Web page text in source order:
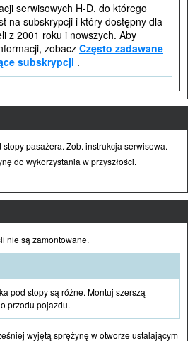
serwisowych H-D, do którego
na subskrypcji i który dostępny dla
z 2001 roku i nowszych. Aby
zobacz Często zadawane
subskrypcji .
pasażera. Zob. instrukcja serwisowa.
do wykorzystania w przyszłości.
nie są zamontowane.
pod stopy są różne. Montuj szerszą
przodu pojazdu.
wyjętą sprężynę w otworze ustalającym